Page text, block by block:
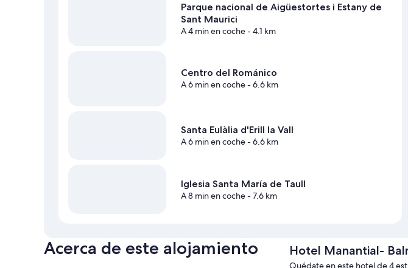
Parque nacional de Aigüestortes i Estany de
Sant Maurici
A 4 min en coche- 4.1 km
Centro del Románico
A 6 min en coche- 6.6 km
Santa Eulàlia d'Erill la Vall
A 6 min en coche- 6.6 km
Iglesia Santa María de Taull
A 8 min en coche- 7.6 km
Acerca de este alojamiento Hotel Manantial-
Quédate en este hotel de 4